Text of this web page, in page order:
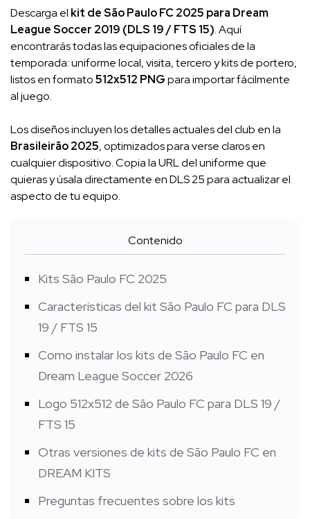
Descarga el kit de São Paulo FC 2025 para Dream
League Soccer 2019 (DLS 19 / FTS 15). Aquí
encontrarás todas las equipaciones oficiales de la
temporada: uniforme local, visita, tercero y kits de portero,
listos en formato512x512 PNGpara importar fácilmente
al juego.
Los diseños incluyen los detalles actuales del club en la
Brasileirão 2025, optimizados para verse claros en
cualquier dispositivo. Copia la URL del uniforme que
quieras y úsala directamente en DLS 25 para actualizar el
aspecto de tu equipo.
Contenido
Kits São Paulo FC 2025
Características del kit São Paulo FC para DLS
19 / FTS 15
Como instalar los kits de São Paulo FC en
Dream League Soccer 2026
Logo 512x512 de São Paulo FC para DLS 19 /
FTS 15
Otras versiones de kits de São Paulo FC en
DREAM KITS
Preguntas frecuentes sobre los kits